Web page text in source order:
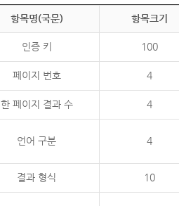
항목명(국문) 항목크기
인증 키 100
페이지 번호 4
한 페이지 결과 수 4
언어 구분 4
결과 형식 10